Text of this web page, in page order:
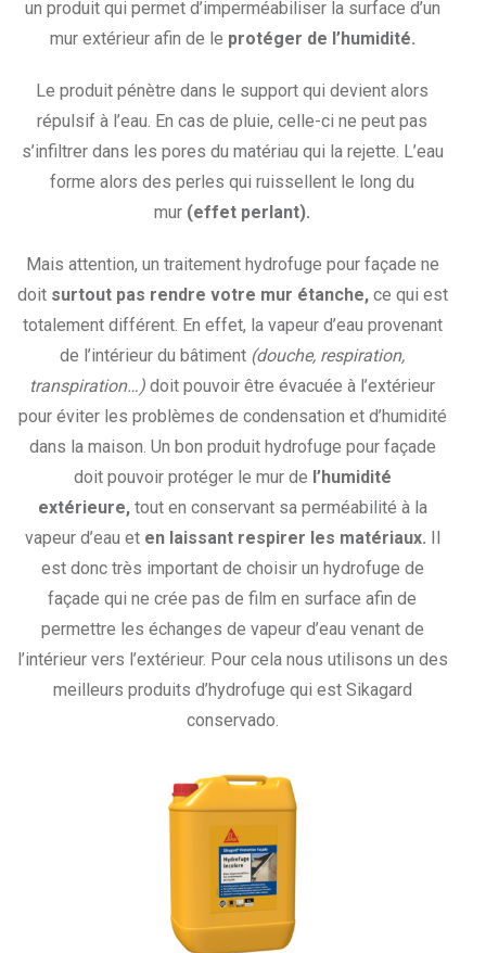
un produit qui permet d’imperméabiliser la surface d’un
mur extérieur afin de le protéger de l’humidité.
Le produit pénètre dans le support qui devient alors
répulsif à l’eau. En cas de pluie, celle-ci ne peut pas
s’infiltrer dans les pores du matériau qui la rejette. L’eau
forme alors des perles qui ruissellent le long du
mur (effet perlant).
Mais attention, un traitement hydrofuge pour façade ne
doit surtout pas rendre votre mur étanche,ce qui est
totalement différent. En effet, la vapeur d’eau provenant
de l’intérieur du bâtiment (douche, respiration,
transpiration…) doit pouvoir être évacuée à l’extérieur
pour éviter les problèmes de condensation et d’humidité
dans la maison. Un bon produit hydrofuge pour façade
doit pouvoir protéger le mur de l’humidité
extérieure,tout en conservant sa perméabilité à la
vapeur d’eau eten laissant respirer les matériaux.
est donc très important de choisir un hydrofuge de
façade qui ne crée pas de film en surface afin de
permettre les échanges de vapeur d’eau venant de
l’intérieur vers l’extérieur. Pour cela nous utilisons un des
meilleurs produits d’hydrofuge qui est Sikagard
conservado.